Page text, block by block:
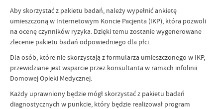
Aby skorzystać z pakietu badań, należy wypełnić ankietę
umieszczoną w Internetowym Koncie Pacjenta (IKP), która pozwoli
na ocenę czynników ryzyka. Dzięki temu zostanie wygenerowane
zlecenie pakietu badań odpowiedniego dla płci.
Dla osób, które nie skorzystają z formularza umieszczonego w IKP,
przewidziane jest wsparcie przez konsultanta w ramach infolinii
Domowej Opieki Medycznej.
Każdy uprawniony będzie mógł skorzystać z pakietu badań
diagnostycznych w punkcie, który będzie realizował program